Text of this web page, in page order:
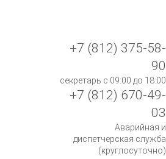
+7 (812) 375-58-
90
секретарь с 09:00 до 18:00
+7 (812) 670-49-
03
Аварийная и
диспетчерская служба
(круглосуточно)